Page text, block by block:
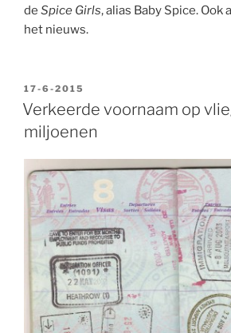
de Spice Girls, alias Baby Spice. Ook
het nieuws.
GEPLAATST
OP
17-6-2015
Verkeerde voornaam op
miljoenen